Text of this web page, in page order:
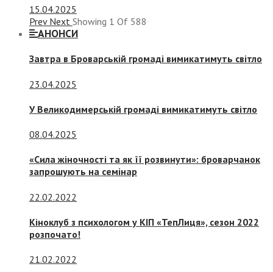
15.04.2025
Prev Next Showing 1 Of 588
АНОНСИ
Завтра в Броварській громаді вимикатимуть світло
23.04.2025
У Великодимерській громаді вимикатимуть світло
08.04.2025
«Сила жіночності та як її розвинути»: броварчанок
запрошують на семінар
22.02.2022
Кіноклуб з психологом у КІП «ТепЛиця», сезон 2022
розпочато!
21.02.2022